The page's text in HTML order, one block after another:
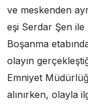
ve meskenden
eşi Serdar Şen
Boşanma
olayın
Emniyet
alınırken, olayla